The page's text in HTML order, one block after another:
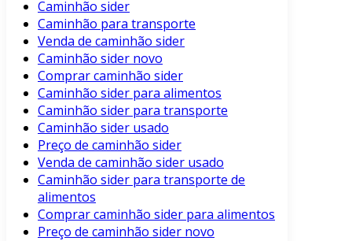
Caminhão sider
Caminhão para transporte
Venda de caminhão sider
Caminhão sider novo
Comprar caminhão sider
Caminhão sider para alimentos
Caminhão sider para transporte
Caminhão sider usado
Preço de caminhão sider
Venda de caminhão sider usado
Caminhão sider para transporte de
alimentos
Comprar caminhão sider para alimentos
Preço de caminhão sider novo